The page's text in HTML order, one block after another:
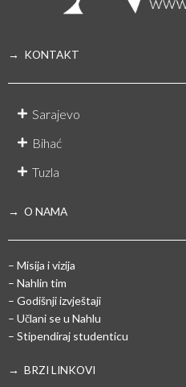
→ KONTAKT
Sarajevo
Bihać
Tuzla
→ O NAMA
– Misija i vizija
– Nahlin tim
– Godišnji izvještaji
– Učlani se u Nahlu
– Stipendiraj studenticu
→ BRZI LINKOVI